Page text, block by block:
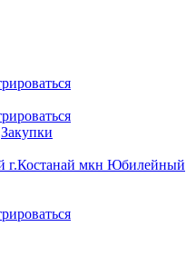
Закупки
г.Костанай мкн Юбилейный